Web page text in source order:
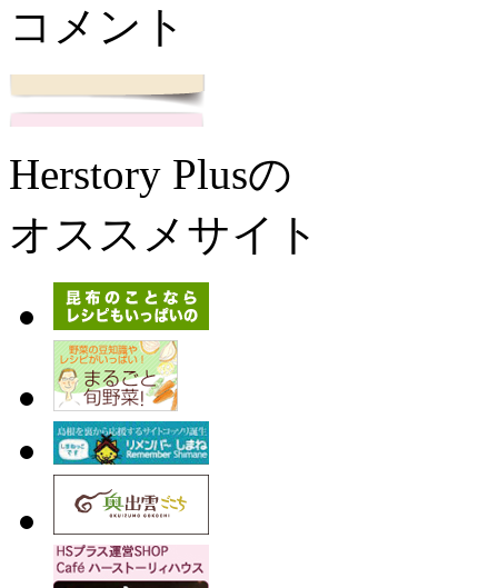
コメント
Herstory Plusの
オススメサイト